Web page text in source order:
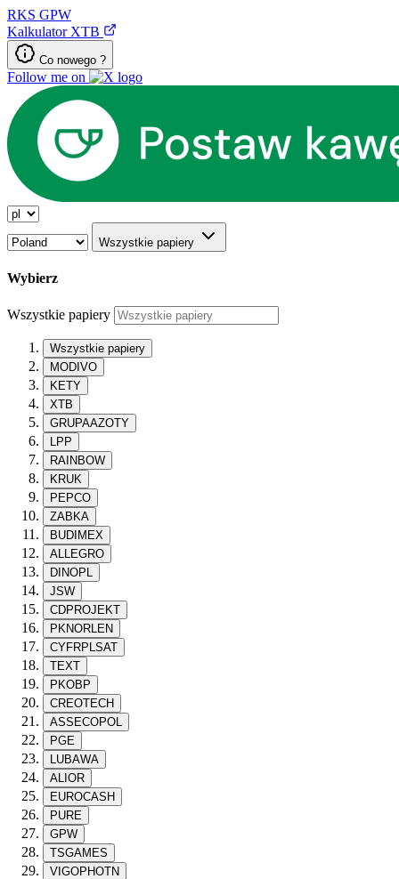
RKS GPW
Kalkulator XTB
Co nowego ?
Follow me on
Wszystkie papiery
Wybierz
Wszystkie papiery
Wszystkie papiery
MODIVO
KETY
XTB
GRUPAAZOTY
LPP
RAINBOW
KRUK
PEPCO
ZABKA
BUDIMEX
ALLEGRO
DINOPL
JSW
CDPROJEKT
PKNORLEN
CYFRPLSAT
TEXT
PKOBP
CREOTECH
ASSECOPOL
PGE
LUBAWA
ALIOR
EUROCASH
PURE
GPW
TSGAMES
VIGOPHOTN